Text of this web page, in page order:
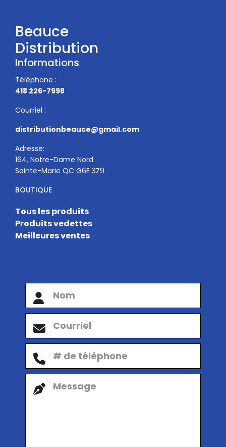
Beauce
Distribution
Informations
Téléphone :
418 226-7998
Courriel :
distributionbeauce@gmail.com
Adresse:
164, Notre-Dame Nord
Sainte-Marie QC G6E 3Z9
BOUTIQUE
Tous les produits
Produits vedettes
Meilleures ventes